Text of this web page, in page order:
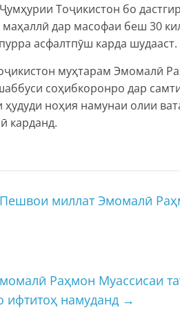
Тоҷикистон бо
маҳаллӣ дар масофаи беш 30
асфалтпӯш карда шудааст.
муҳтарам Эмомалӣ
соҳибкоронро дар
ноҳия намунаи олии
карданд.
миллат Эмомалӣ
Раҳмон Муассисаи
ифтитоҳ намуданд →